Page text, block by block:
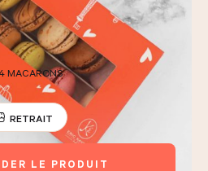
MACARONS
RETRAIT
LE PRODUIT